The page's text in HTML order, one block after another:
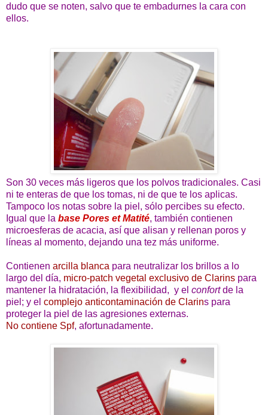
dudo que se noten, salvo que te embadurnes la cara con
ellos.
Son 30 veces más ligeros que los polvos tradicionales. Casi
ni te enteras de que los tomas, ni de que te los aplicas.
Tampoco los notas sobre la piel, sólo percibes su efecto.
Igual que la base Pores et Matité, también contienen
microesferas de acacia, así que alisan y rellenan poros y
líneas al momento, dejando una tez más uniforme.
Contienen arcilla blanca para neutralizar los brillos a lo
largo del día, micro-patch vegetal exclusivo de Clarins para
mantener la hidratación, la flexibilidad, y el confortde la
piel; y el complejo anticontaminación de Clarins para
proteger la piel de las agresiones externas.
No contiene Spf, afortunadamente.